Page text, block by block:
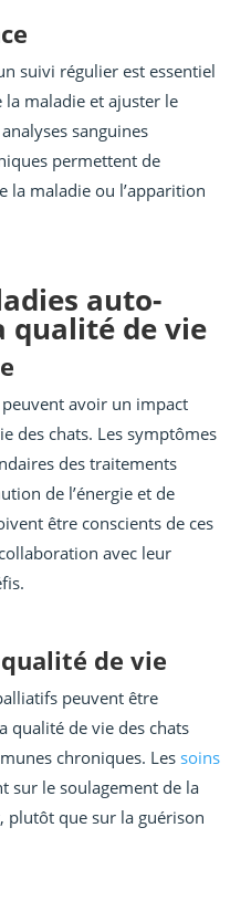
suivi régulier est essentiel
maladie et ajuster le
sanguines
permettent de
la maladie ou l’apparition
auto-
qualité de vie
avoir un impact
des chats. Les symptômes
des traitements
de l’énergie et de
être conscients de ces
avec leur
de vie
peuvent être
qualité de vie des chats
chroniques. Les soins
sur le soulagement de la
plutôt que sur la guérison